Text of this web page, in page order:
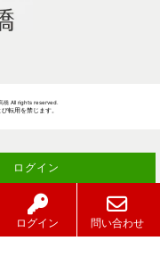
ログイン
橋All rights reserved.
転用を禁じます。
ログイン 問い合わせ